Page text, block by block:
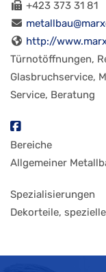
+423 373 31 81
http://
Türnotöffnungen,
Glasbruchservice,
Service, Beratung
Bereiche
Allgemeiner
Spezialisierungen
Dekorteile,